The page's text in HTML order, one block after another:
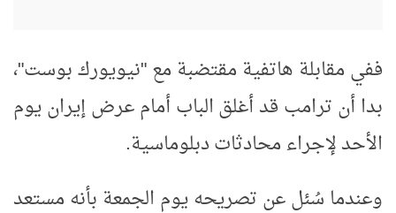
ففي مقابلة هاتفية مقتضبة مع "نيويورك بوست"،
بدا أن ترامب قد أغلق الباب أمام عرض إيران يوم
الأحد لإجراء محادثات دبلوماسية.
وعندما سُئل عن تصريحه يوم الجمعة بأنه مستعد